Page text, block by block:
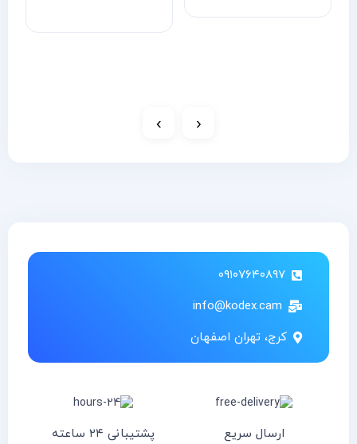
‹
›
۰۹۱۰۷۶۴۰۸۹۷
info@kodex.cam
کرج، تهران اصفهان
ارسال سریع پشتیبانی ۲۴ ساعته